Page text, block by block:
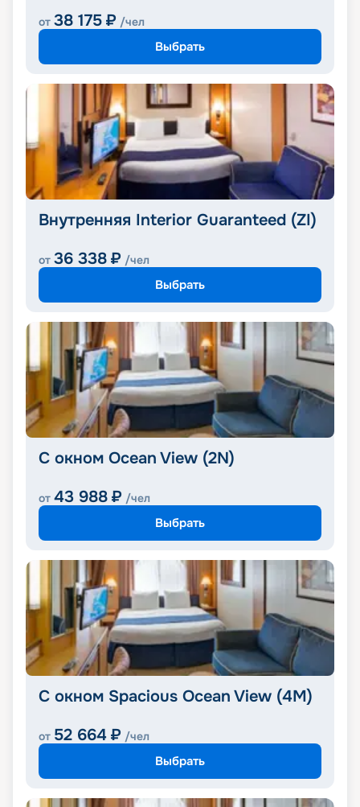
от 38 175 ₽ /чел
Выбрать
Внутренняя Interior Guaranteed (ZI)
от 36 338 ₽ /чел
Выбрать
С окном Ocean View (2N)
от 43 988 ₽ /чел
Выбрать
С окном Spacious Ocean View (4M)
от 52 664 ₽ /чел
Выбрать